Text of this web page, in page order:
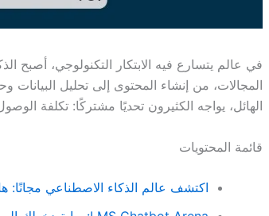
في عالم يتسارع فيه الابتكار التكنولوجي، أصبح
المجالات، من إنشاء المحتوى إلى تحليل البيانات
الهائل، يواجه الكثيرون تحديًا مشتركًا: تكلفة
قائمة المحتويات
اكتشف عالم الذكاء الاصطناعي مجانًا: